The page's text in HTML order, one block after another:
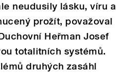
neudusily lásku, víru a
prožít, považoval
Heřman Josef
totalitních systémů.
druhých zasáhl